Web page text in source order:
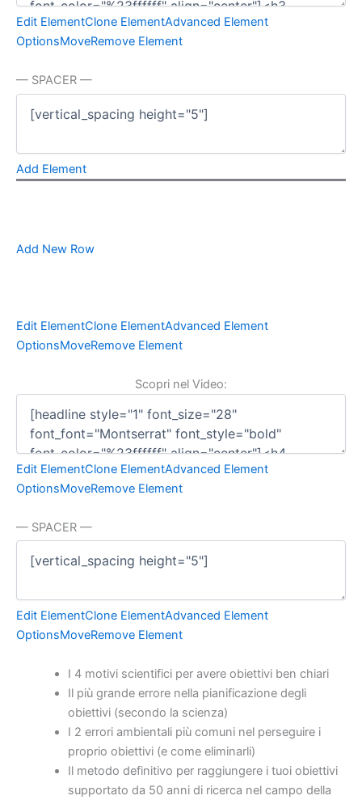
Edit ElementClone ElementAdvanced Element
OptionsMoveRemove Element
— SPACER —
Add Element
Add New Row
Edit ElementClone ElementAdvanced Element
OptionsMoveRemove Element
Scopri nel Video:
Edit ElementClone ElementAdvanced Element
OptionsMoveRemove Element
— SPACER —
Edit ElementClone ElementAdvanced Element
OptionsMoveRemove Element
I 4 motivi scientifici per avere obiettivi ben chiari
Il più grande errore nella pianificazione degli
obiettivi (secondo la scienza)
I 2 errori ambientali più comuni nel perseguire i
proprio obiettivi (e come eliminarli)
Il metodo definitivo per raggiungere i tuoi obiettivi
supportato da 50 anni di ricerca nel campo della